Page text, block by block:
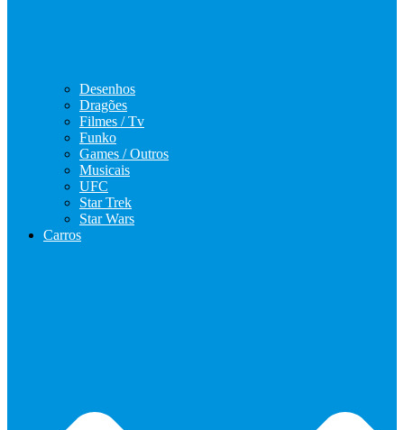
Desenhos
Dragões
Filmes / Tv
Funko
Games / Outros
Musicais
UFC
Star Trek
Star Wars
Carros